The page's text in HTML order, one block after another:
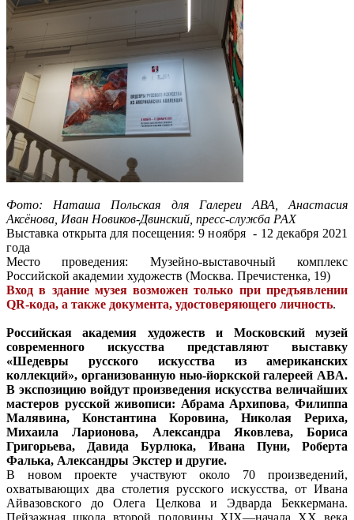
Фото: Наташа Польская для Галереи АВА, Анастасия
Аксёнова, Иван Новиков-Двинский, пресс-служба РАХ
Выставка открыта для посещения: 9 ноября - 12 декабря 2021
года
Место проведения: Музейно-выставочный комплекс
Российской академии художеств (Москва. Пречистенка, 19)
Вход в здание музея возможен только при предъявлении
QR-кода, а также документа, удостоверяющего личность.
Российская академия художеств и Московский музей
современного искусства представляют выставку
«Шедевры русского искусства из американских
коллекций», организованную нью-йоркской галереей ABA.
В экспозицию войдут произведения искусства величайших
мастеров русской живописи: Абрама Архипова, Филиппа
Малявина, Константина Коровина, Николая Рериха,
Михаила Ларионова, Александра Яковлева, Бориса
Григорьева, Давида Бурлюка, Ивана Пуни, Роберта
Фалька, Александры Экстер и другие.
В новом проекте участвуют около 70 произведений,
охватывающих два столетия русского искусства, от Ивана
Айвазовского до Олега Целкова и Эдварда Беккермана.
Пейзажная школа второй половины XIX—начала XX века